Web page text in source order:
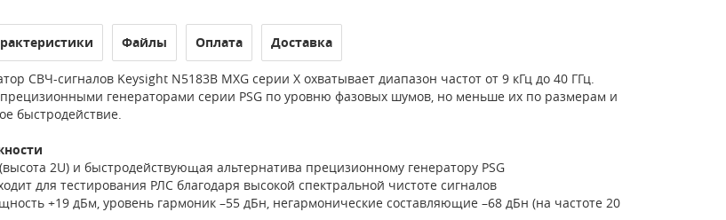
Файлы Оплата Доставка
СВЧ-сигналов Keysight N5183B MXG серии X охватывает диапазон частот от 9 кГц до 40 ГГц.
генераторами серии PSG по уровню фазовых шумов, но меньше их по размерам и
быстродействие.
2U) и быстродействующая альтернатива прецизионному генератору PSG
для тестирования РЛС благодаря высокой спектральной чистоте сигналов
+19 дБм, уровень гармоник –55 дБн, негармонические составляющие –68 дБн (на частоте 20